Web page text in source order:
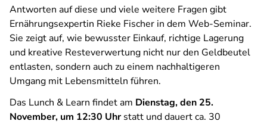
Antworten auf diese und viele weitere Fragen gibt
Ernährungsexpertin Rieke Fischer in dem Web-Seminar.
Sie zeigt auf, wie bewusster Einkauf, richtige Lagerung
und kreative Resteverwertung nicht nur den Geldbeutel
entlasten, sondern auch zu einem nachhaltigeren
Umgang mit Lebensmitteln führen.
Das Lunch & Learn findet am Dienstag, den 25.
November, um 12:30 Uhrstatt und dauert ca. 30